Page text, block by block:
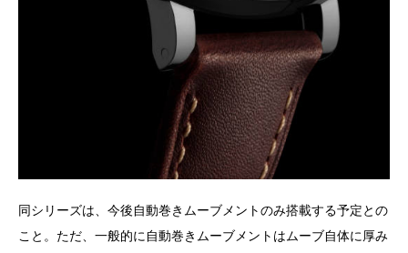
同シリーズは、今後自動巻きムーブメントのみ搭載する予定との
こと。ただ、一般的に自動巻きムーブメントはムーブ自体に厚み